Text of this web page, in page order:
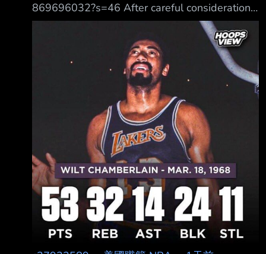
869696032?s=46 After careful consideration
and reviewing the current eligibility guidelines,
I’m officially declaring myself a @WNBA
prospect. If simply declaring who you are is all
that’s required, then I meet e